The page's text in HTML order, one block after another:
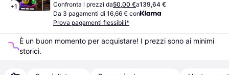
+1
Confronta i prezzi da50,00 €a139,64 €
Da 3 pagamenti di 16,66 € con
Prova pagamenti flessibili*
È un buon momento per acquistare! I prezzi sono ai minimi
storici.